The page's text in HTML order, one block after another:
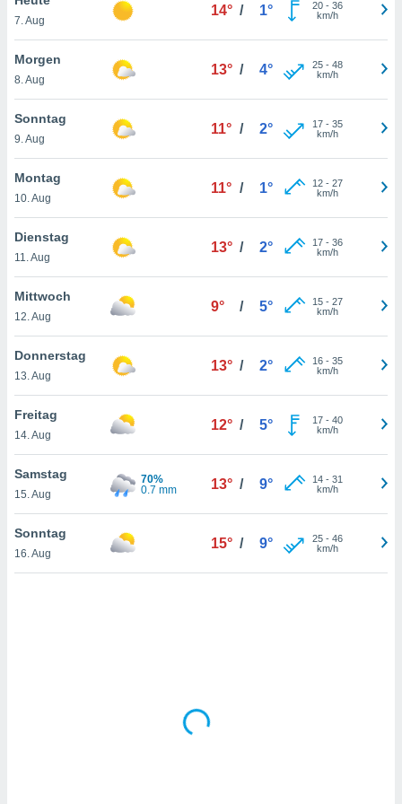
oder
Partner
es uns
das
der
Profil zu
Ihnen
finden
. Sie
jederzeit
Rand
7. Aug
14° / 1° 20- 36
km/h
Morgen
8. Aug
13° / 4° 25- 48
km/h
Sonntag
9. Aug
11° / 2° 17- 35
km/h
Montag
10. Aug
11° / 1° 12- 27
km/h
Dienstag
11. Aug
13° / 2° 17- 36
km/h
Mittwoch
12. Aug
9° / 5° 15- 27
km/h
Donnerstag
13. Aug
13° / 2° 16- 35
km/h
Freitag
14. Aug
12° / 5° 17- 40
km/h
Samstag
15. Aug
70%
0.7 mm
13° / 9° 14- 31
km/h
Sonntag
16. Aug
15° / 9° 25- 46
km/h